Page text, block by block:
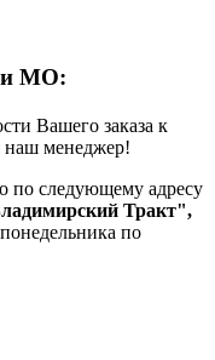
и МО:
Вашего заказа к
наш менеджер!
по следующему адресу
Тракт",
по